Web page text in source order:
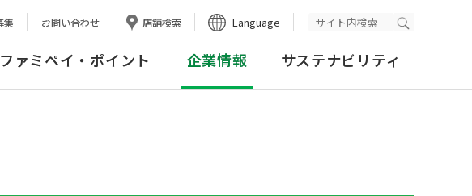
集 お問い合わせ 店舗検索 Language 検索実行
ファミペイ・ポイント 企業情報 サステナビリティ